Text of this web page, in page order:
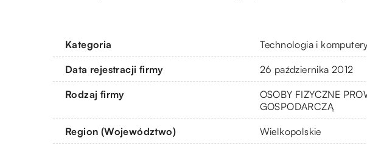
Kategoria Technologia i
Data rejestracji firmy 26 października 2012
Rodzaj firmy
OSOBY FIZYCZNE
GOSPODARCZĄ
Region (Województwo) Wielkopolskie